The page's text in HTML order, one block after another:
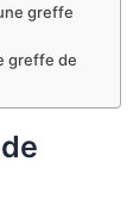
greffe
greffe de